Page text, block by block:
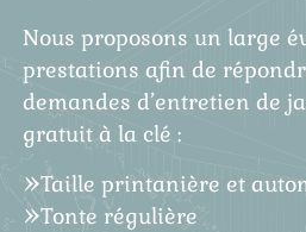
Nous proposons un large
prestations afin de
demandes d’entretien de
gratuit à la clé :
Taille printanière et
Tonte régulière